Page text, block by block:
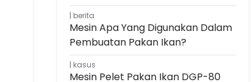
berita
Mesin Apa Yang Digunakan Dalam
Pembuatan Pakan Ikan?
kasus
Mesin Pelet Pakan Ikan DGP-80